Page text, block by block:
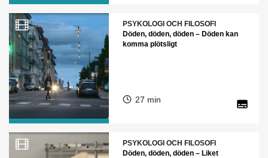
PSYKOLOGI OCH FILOSOFI
Döden, döden, döden – Döden kan
komma plötsligt
27 min
PSYKOLOGI OCH FILOSOFI
Döden, döden, döden – Liket